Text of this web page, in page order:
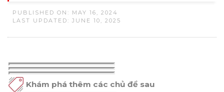
PUBLISHED ON: MAY 16, 2024
LAST UPDATED: JUNE 10, 2025
Khám phá thêm các chủ đề sau